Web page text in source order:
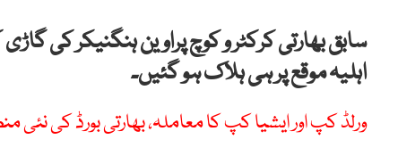
سابق بھارتی کرکٹر و کوچ پراوین ہنگنیکر کی
اہلیہ موقع پر ہی ہلاک ہو گئیں۔
ورلڈ کپ اور ایشیا کپ کا معاملہ، بھارتی بورڈ کی